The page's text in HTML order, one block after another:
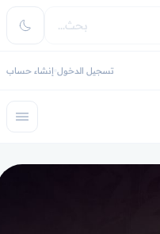
تسجيل الدخول إنشاء حساب